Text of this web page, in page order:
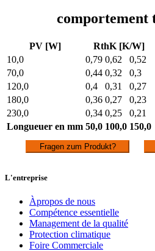
comportement
PV [W]
RthK [K/W]
10,0
0,79 0,62
0,52
70,0
0,44 0,32
0,3
120,0
0,4 0,31
0,27
180,0
0,36 0,27
0,23
230,0
0,34 0,25
0,21
Longueuer en mm 50,0 100,0 150,0
Fragen zum Produkt?
L'entreprise
Àpropos de nous
Compétence essentielle
Management de la qualité
Protection climatique
Foire Commerciale